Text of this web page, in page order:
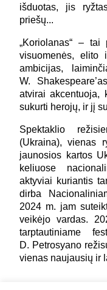
išduotas, jis
priešų...
„Koriolanas“ –
visuomenės, elito
ambicijas,
W.
atvirai akcentuoja,
sukurti herojų, ir jį
Spektaklio
(Ukraina), vienas
jaunosios kartos
keliuose
aktyviai kuriantis
dirba
2024 m. jam
veikėjo vardas.
tarptautiniame
D. Petrosyano
vienas naujausių ir